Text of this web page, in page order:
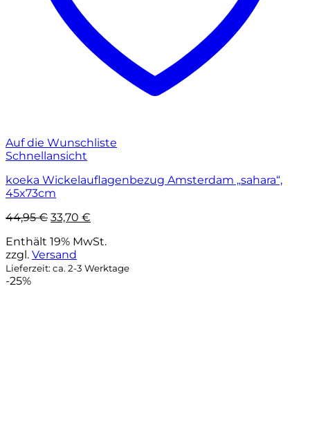
Auf die Wunschliste
Schnellansicht
koeka Wickelauflagenbezug Amsterdam „sahara“,
45x73cm
44,95€ Ursprünglicher
war:
44,95 €
33,70 €
ist:
Enthält 19% MwSt.
zzgl. Versand
Lieferzeit: ca. 2-3 Werktage
-25%